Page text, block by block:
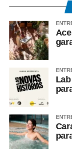
O *Espia News*
do caso e trará
manifestações
envolvidas.
COMENTE